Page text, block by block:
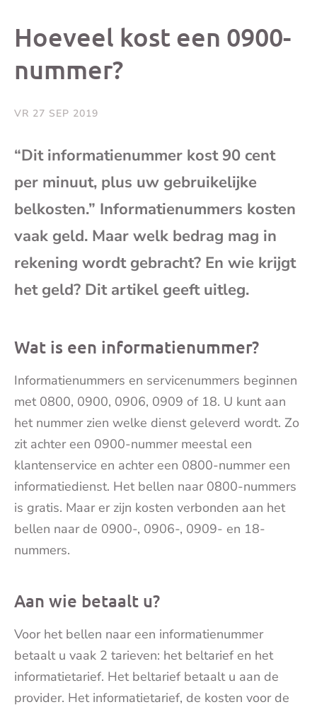
Hoeveel kost een 0900-
nummer?‌
VR 27 SEP 2019
“Dit informatienummer kost 90 cent
per minuut, plus uw gebruikelijke
belkosten.” Informatienummers kosten
vaak geld. Maar welk bedrag mag in
rekening wordt gebracht?‌ En wie krijgt
het geld?‌‌ Dit artikel geeft uitleg.
Wat is een informatienummer?
Informatienummers en servicenummers beginnen
met 0800, 0900, 0906, 0909 of 18. U kunt aan
het nummer zien welke dienst geleverd wordt. Zo
zit achter een 0900-nummer meestal een
klantenservice en achter een 0800-nummer een
informatiedienst. Het bellen naar 0800-nummers
is gratis. Maar er zijn kosten verbonden aan het
bellen naar de 0900-, 0906-, 0909- en 18-
nummers.
Aan wie betaalt u?
Voor het bellen naar een informatienummer
betaalt u vaak 2 tarieven: het beltarief en het
informatietarief. Het beltarief betaalt u aan de
provider. Het informatietarief, de kosten voor de